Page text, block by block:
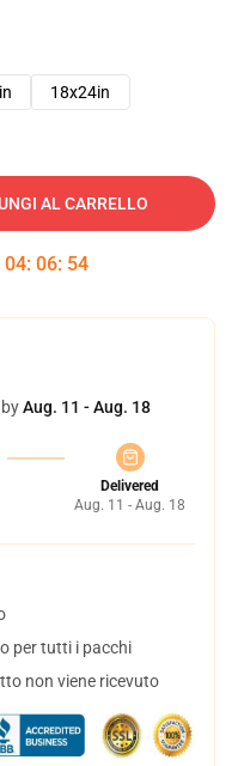
18x24in
AL CARRELLO
04: 06: 54
Aug. 11 - Aug. 18
Delivered
Aug. 11 - Aug. 18
per tutti i pacchi
non viene ricevuto